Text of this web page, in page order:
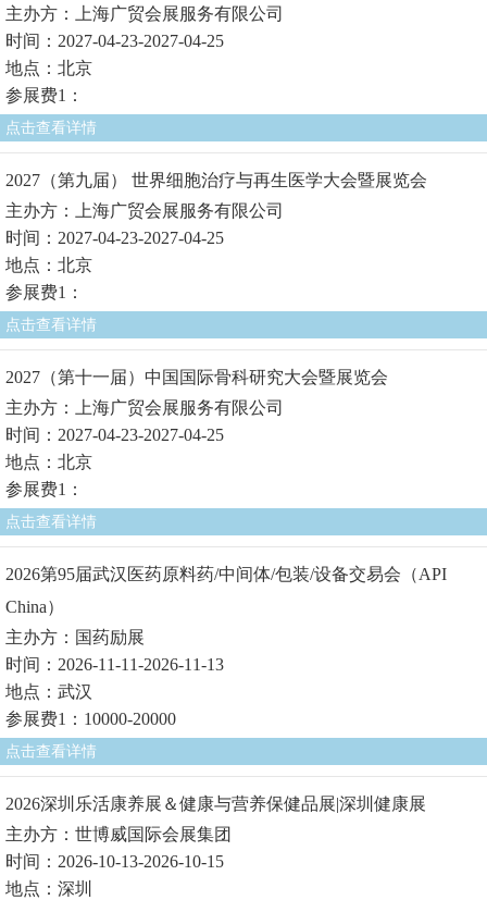
主办方：上海广贸会展服务有限公司
时间：2027-04-23-2027-04-25
地点：北京
参展费1：
点击查看详情
2027（第九届） 世界细胞治疗与再生医学大会暨展览会
主办方：上海广贸会展服务有限公司
时间：2027-04-23-2027-04-25
地点：北京
参展费1：
点击查看详情
2027（第十一届）中国国际骨科研究大会暨展览会
主办方：上海广贸会展服务有限公司
时间：2027-04-23-2027-04-25
地点：北京
参展费1：
点击查看详情
2026第95届武汉医药原料药/中间体/包装/设备交易会（API
China）
主办方：国药励展
时间：2026-11-11-2026-11-13
地点：武汉
参展费1：10000-20000
点击查看详情
2026深圳乐活康养展＆健康与营养保健品展|深圳健康展
主办方：世博威国际会展集团
时间：2026-10-13-2026-10-15
地点：深圳